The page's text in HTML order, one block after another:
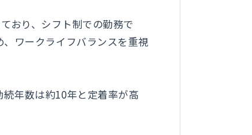
おり、シフト制での勤務で
ワークライフバランスを重視
年数は約10年と定着率が高